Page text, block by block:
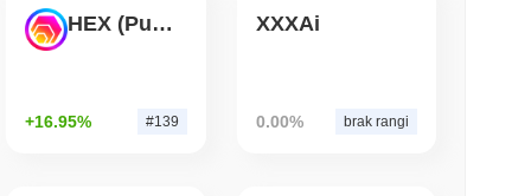
ale ogranicza zakupy
HEX (Pulsechain)
+16.95% #139
XXXAi
0.00% brak rangi